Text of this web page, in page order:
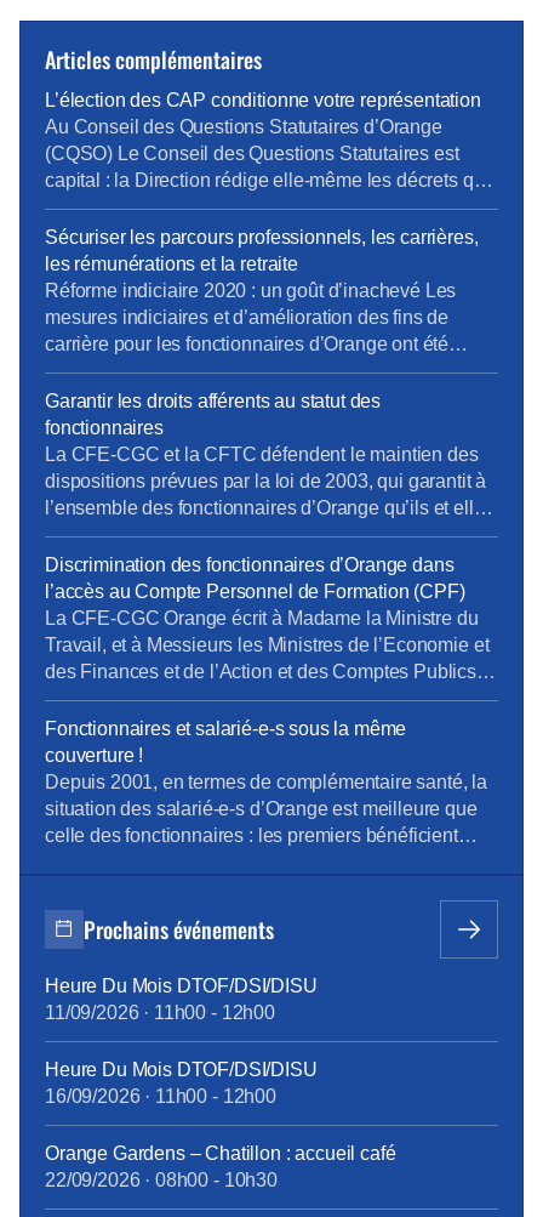
Articles complémentaires
L’élection des CAP conditionne votre représentation
Au Conseil des Questions Statutaires d’Orange
(CQSO) Le Conseil des Questions Statutaires est
capital : la Direction rédige elle-même les décrets qui
s’appliquent aux fonctionnaires de l’entreprise, avant
validation par le Ministère. La CFE-CGC et la CFTC
dénoncent ce fonctionnement, qui constitue une
atteinte à un principe fondamental du droit : nul ne
devrait être à la […]
Sécuriser les parcours professionnels, les carrières,
les rémunérations et la retraite
Réforme indiciaire 2020 : un goût d’inachevé Les
mesures indiciaires et d’amélioration des fins de
carrière pour les fonctionnaires d’Orange ont été
mises en place en décembre 2020, un an après la
Fonction Publique d’État… et en laissant de côté les
statuts de fonction (IV.3 et au-delà). La CFE-CGC
Orange et la CFTC continuent de se […]
Garantir les droits afférents au statut des
fonctionnaires
La CFE-CGC et la CFTC défendent le maintien des
dispositions prévues par la loi de 2003, qui garantit à
l’ensemble des fonctionnaires d’Orange qu’ils et elles
garderont leur statut jusqu’à la fin de leur activité.
Discrimination des fonctionnaires d’Orange dans
l’accès au Compte Personnel de Formation (CPF)
La CFE-CGC Orange écrit à Madame la Ministre du
Travail, et à Messieurs les Ministres de l’Economie et
des Finances et de l’Action et des Comptes Publics
La « loi pour la liberté de choisir son avenir
professionnel » du 05 septembre 2018, qui a pour
ambition une nouvelle société de compétences,
réforme la formation professionnelle en promettant,
[…]
Fonctionnaires et salarié-e-s sous la même
couverture !
Depuis 2001, en termes de complémentaire santé, la
situation des salarié-e-s d’Orange est meilleure que
celle des fonctionnaires : les premiers bénéficient
seconds, s’ils le souhaitent, s’assurent
individuellement et payent 100% des cotisations,
introduite en février 2015. Cette différence de
traitement touche à sa fin, grâce à la ténacité de la
CFE-CGC Orange : à compter du 1er janvier 2018,
tous les personnels bénéficieront des mêmes
garanties.
tract_complémentaire_santé_octobre2017.pdf
Prochains événements
Heure Du Mois DTOF/DSI/DISU
11/09/2026· 11h00 - 12h00
Heure Du Mois DTOF/DSI/DISU
16/09/2026· 11h00 - 12h00
Orange Gardens – Chatillon : accueil café
22/09/2026· 08h00 - 10h30